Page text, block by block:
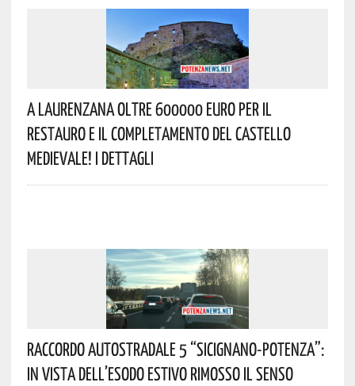
A Laurenzana Oltre 600000 Euro Per Il
Restauro E Il Completamento Del Castello
Medievale! I Dettagli
Raccordo Autostradale 5 “Sicignano-Potenza”:
In Vista Dell’esodo Estivo Rimosso Il Senso